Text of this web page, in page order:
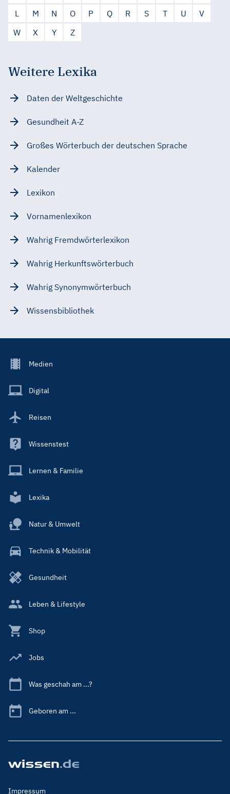
L
M N O P Q R S T U
V
W
X Y Z
Weitere Lexika
Daten der Weltgeschichte
Gesundheit A-Z
Großes Wörterbuch der deutschen Sprache
Kalender
Lexikon
Vornamenlexikon
Wahrig Fremdwörterlexikon
Wahrig Herkunftswörterbuch
Wahrig Synonymwörterbuch
Wissensbibliothek
Footer
Main
Medien
Digital
Reisen
Wissenstest
Lernen & Familie
Lexika
Natur & Umwelt
Technik & Mobilität
Gesundheit
Leben & Lifestyle
Shop
Jobs
Was geschah am ...?
Geboren am ...
Footer
Impressum